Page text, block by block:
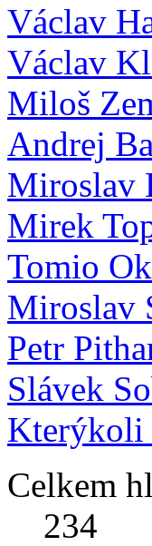
Václav
Václav
Miloš
Andrej
Miroslav
Mirek
Tomio
Miroslav
Petr
Slávek
Kterýkoli
Celkem
234